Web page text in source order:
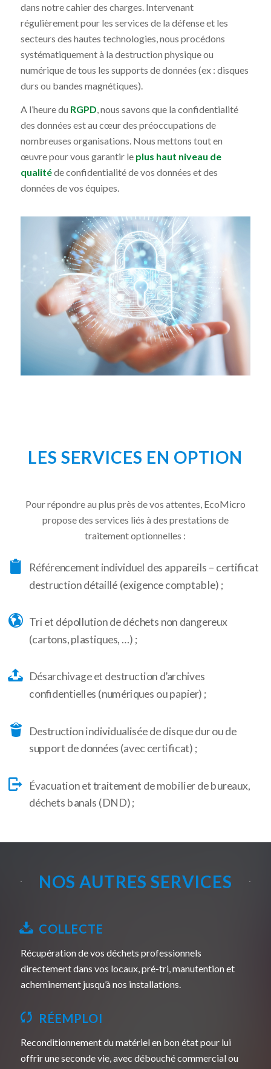
dans notre cahier des charges. Intervenant
régulièrement pour les services de la défense et les
secteurs des hautes technologies, nous procédons
systématiquement à la destruction physique ou
numérique de tous les supports de données (ex : disques
durs ou bandes magnétiques).
A l’heure du RGPD, nous savons que la confidentialité
des données est au cœur des préoccupations de
nombreuses organisations. Nous mettons tout en
œuvre pour vous garantir le plus haut niveau de
qualitéde confidentialité de vos données et des
données de vos équipes.
LES SERVICES EN OPTION
Pour répondre au plus près de vos attentes, EcoMicro
propose des services liés à des prestations de
traitement optionnelles :
Référencement individuel des appareils – certificat
destruction détaillé (exigence comptable) ;
Tri et dépollution de déchets non dangereux
(cartons, plastiques, …) ;
Désarchivage et destruction d’archives
confidentielles (numériques ou papier) ;
Destruction individualisée de disque dur ou de
support de données (avec certificat) ;
Évacuation et traitement de mobilier de bureaux,
déchets banals (DND) ;
NOS AUTRES SERVICES
COLLECTE
Récupération de vos déchets professionnels
directement dans vos locaux, pré-tri, manutention et
acheminement jusqu’à nos installations.
RÉEMPLOI
Reconditionnement du matériel en bon état pour lui
offrir une seconde vie, avec débouché commercial ou